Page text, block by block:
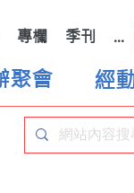
專欄 季刊 ...
聚會 經